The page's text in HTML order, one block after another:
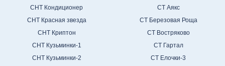
СНТ Кондиционер
СНТ Красная звезда
СНТ Криптон
СНТ Кузьминки-1
СНТ Кузьминки-2
СТ Аякс
СТ Березовая Роща
СТ Востряково
СТ Гартал
СТ Елочки-3